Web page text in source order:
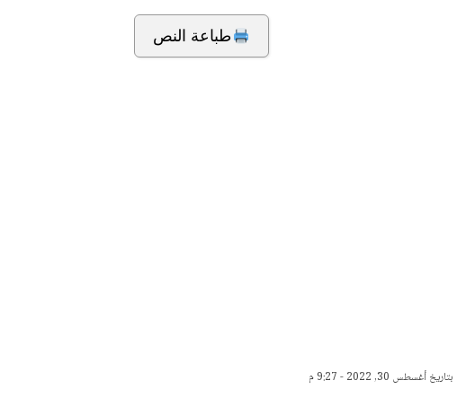
طباعة النص
بتاريخ أغسطس 30, 2022 - 9:27 م